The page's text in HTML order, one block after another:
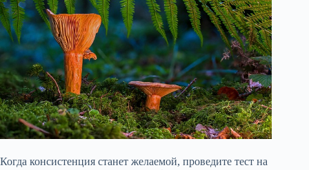
Когда консистенция станет желаемой, проведите тест на